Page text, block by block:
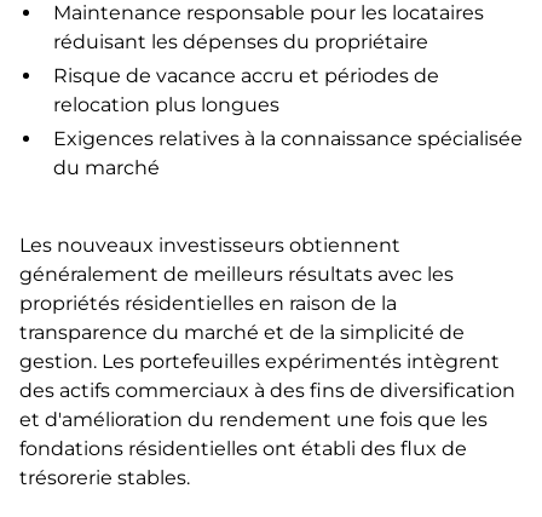
Maintenance responsable pour les locataires
réduisant les dépenses du propriétaire
Risque de vacance accru et périodes de
relocation plus longues
Exigences relatives à la connaissance spécialisée
du marché
Les nouveaux investisseurs obtiennent
généralement de meilleurs résultats avec les
propriétés résidentielles en raison de la
transparence du marché et de la simplicité de
gestion. Les portefeuilles expérimentés intègrent
des actifs commerciaux à des fins de diversification
et d'amélioration du rendement une fois que les
fondations résidentielles ont établi des flux de
trésorerie stables.